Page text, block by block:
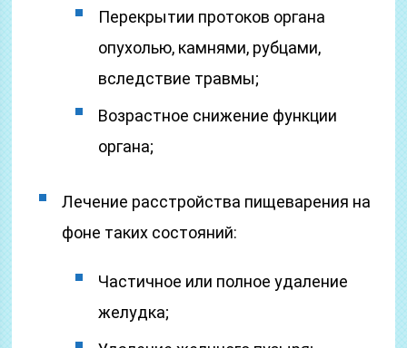
Перекрытии протоков органа
опухолью, камнями, рубцами,
вследствие травмы;
Возрастное снижение функции
органа;
Лечение расстройства пищеварения на
фоне таких состояний:
Частичное или полное удаление
желудка;